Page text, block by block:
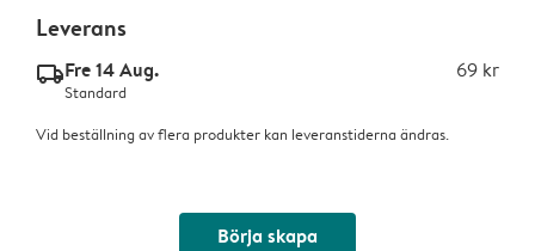
Leverans
delivery_standard_v2Fre 14 Aug. 69 kr
Standard
Vid beställning av flera produkter kan leveranstiderna ändras.
Börja skapa